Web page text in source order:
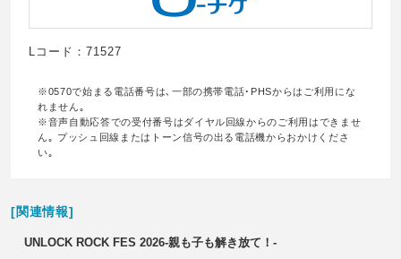
Lコード：71527
※0570で始まる電話番号は､一部の携帯電話･PHSからはご利用にな
れません｡
※音声自動応答での受付番号はダイヤル回線からのご利用はできませ
ん｡ プッシュ回線またはトーン信号の出る電話機からおかけくださ
い｡
[関連情報]
UNLOCK ROCK FES 2026-親も子も解き放て！-